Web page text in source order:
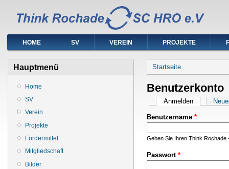
HOME SV VEREIN PROJEKTE
Hauptmenü
Home
SV
Verein
Projekte
Fördermittel
Mitgliedschaft
Bilder
Sie sind hier
Startseite
Benutzerkonto
Haupt-Reiter
Anmelden(aktiver
Benutzername *
Geben Sie Ihren Think Rochade
Passwort *